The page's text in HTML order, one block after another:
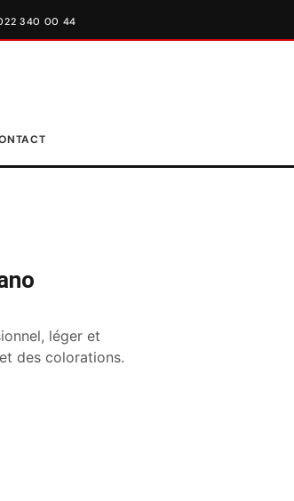
022 340 00 44
léger et
des colorations.